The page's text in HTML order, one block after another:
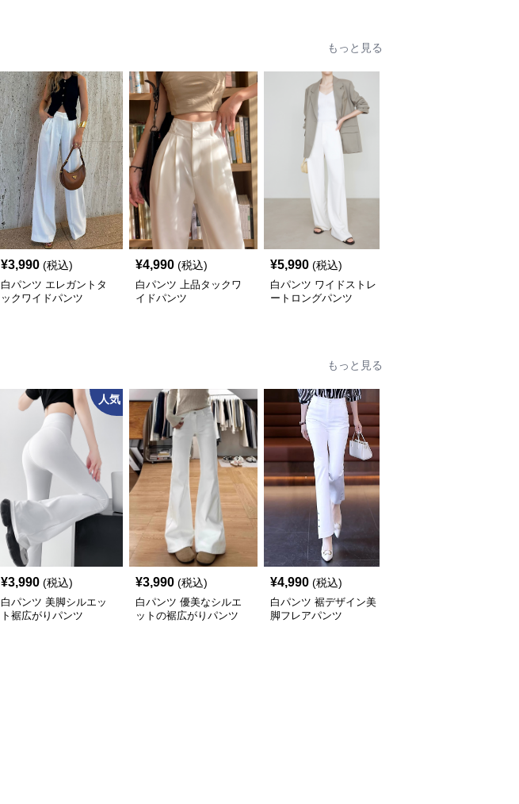
もっと見る
¥3,990 (税込)
白パンツ エレガントタ
ックワイドパンツ
¥4,990 (税込)
白パンツ 上品タックワ
イドパンツ
¥5,990 (税込)
白パンツ ワイドストレ
ートロングパンツ
もっと見る
人気
¥3,990 (税込)
白パンツ 美脚シルエッ
ト裾広がりパンツ
¥3,990 (税込)
白パンツ 優美なシルエ
ットの裾広がりパンツ
¥4,990 (税込)
白パンツ 裾デザイン美
脚フレアパンツ